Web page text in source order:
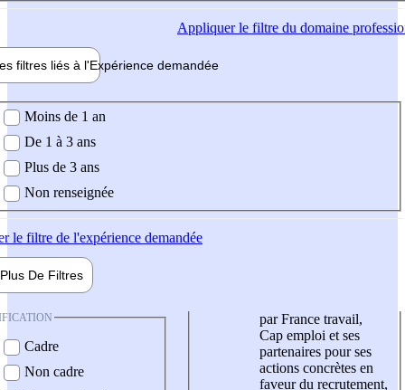
Appliquerle filtre du domaine
filtres liés à l'Expérience demandée
demandée
Moins de 1 an
De 1 à 3 ans
Plus de 3 ans
Non renseignée
le filtre de l'expérience demandée
Plus De Filtres
Cadre
Non cadre
par France travail,
Cap emploi et ses
partenaires pour ses
actions concrètes en
faveur du recrutement,